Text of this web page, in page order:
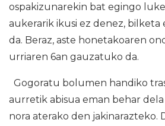
ospakizunarekin bat egingo
aukerarik ikusi ez denez, bilketa
da. Beraz, aste honetakoaren
urriaren 6an gauzatuko da.
Gogoratu bolumen handiko
aurretik abisua eman behar
nora aterako den jakinarazteko.